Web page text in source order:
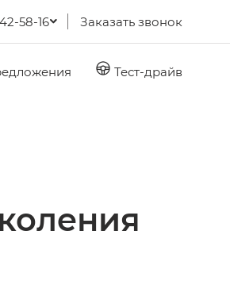
58-16 Заказать звонок
Тест-драйв